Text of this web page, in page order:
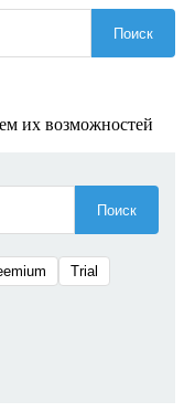
Поиск
их возможностей
Поиск
Trial